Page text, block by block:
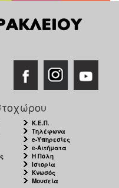
Κ.Ε.Π.
Τηλέφωνα
e-Υπηρεσίες
e-Αιτήματα
Η Πόλη
Ιστορία
Κνωσός
Μουσεία